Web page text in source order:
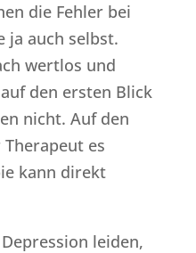
die Fehler bei
ja auch selbst.
wertlos und
den ersten Blick
nicht. Auf den
es
kann direkt
leiden,